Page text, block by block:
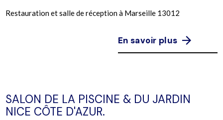
Restauration et salle de réception à Marseille 13012
En savoir plus
SALON DE LA PISCINE & DU JARDIN
NICE CÔTE D'AZUR.